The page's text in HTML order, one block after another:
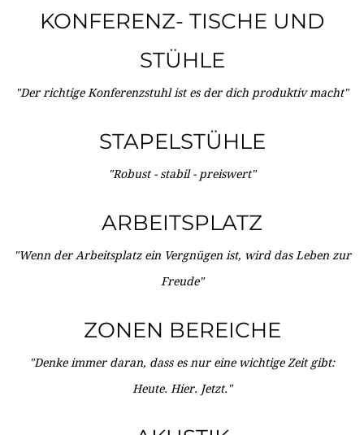
KONFERENZ- TISCHE UND
STÜHLE
"Der richtige Konferenzstuhl ist es der dich produktiv macht"
STAPELSTÜHLE
"Robust - stabil - preiswert"
ARBEITSPLATZ
"Wenn der Arbeitsplatz ein Vergnügen ist, wird das Leben zur
Freude"
ZONEN BEREICHE
"Denke immer daran, dass es nur eine wichtige Zeit gibt:
Heute. Hier. Jetzt."